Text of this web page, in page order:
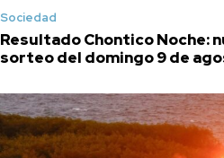
Sociedad
Resultado Chontico Noche:
sorteo del domingo 9 de